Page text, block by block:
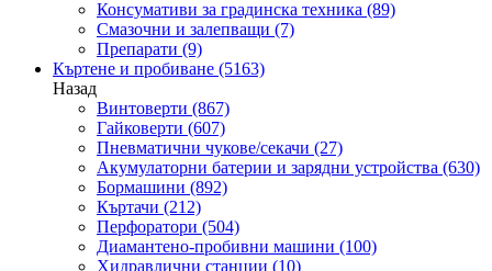
Консумативи за градинска техника (89)
Смазочни и залепващи (7)
Препарати (9)
Къртене и пробиване (5163)
Назад
Винтоверти (867)
Гайковерти (607)
Пневматични чукове/секачи (27)
Акумулаторни батерии и зарядни устройства (630)
Бормашини (892)
Къртачи (212)
Перфоратори (504)
Диамантено-пробивни машини (100)
Хидравлични станции (10)